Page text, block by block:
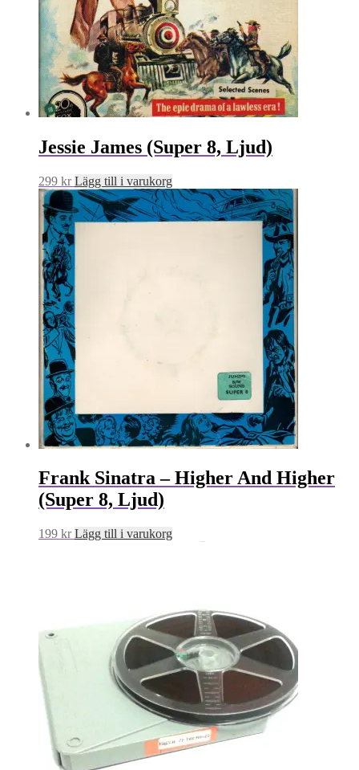
Jessie James (Super 8, Ljud)
299 kr Lägg till i varukorg
Frank Sinatra – Higher And Higher
(Super 8, Ljud)
199 kr Lägg till i varukorg